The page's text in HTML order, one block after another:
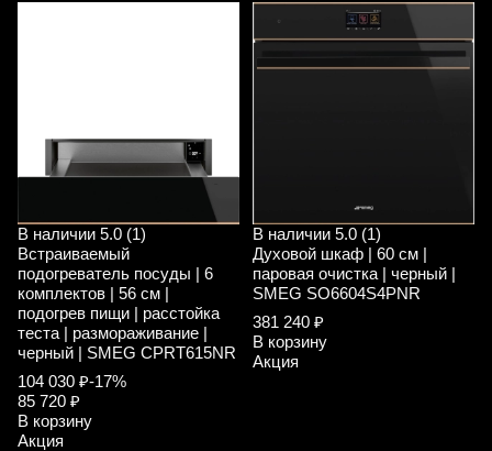
В наличии 5.0 (1)
Встраиваемый
подогреватель посуды | 6
комплектов | 56 см |
подогрев пищи | расстойка
теста | размораживание |
черный | SMEG CPRT615NR
104 030 ₽-17%
85 720 ₽
В корзину
Акция
В наличии 5.0 (1)
Духовой шкаф | 60 см |
паровая очистка | черный |
SMEG SO6604S4PNR
381 240 ₽
В корзину
Акция